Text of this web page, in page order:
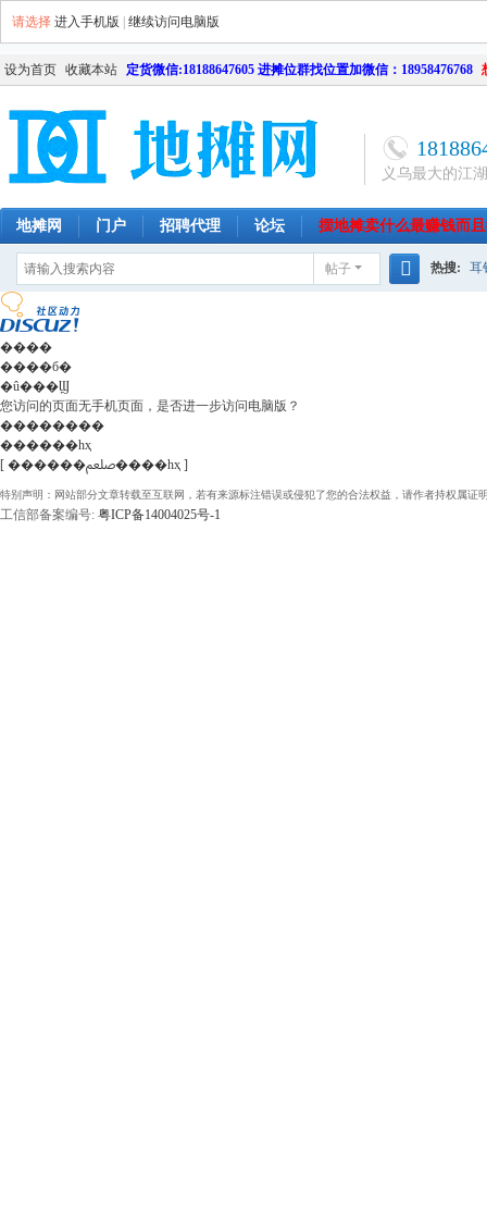
请选择 进入手机版 继续访问电脑版
设为首页 收藏本站 定货微信:18188647605 进摊位群找位置加微信：18958476768
义乌最大的江
地摊网 门户 招聘代理 论坛 摆地摊卖什么最赚钱而
南昌
帖子 热搜: 耳
����
����б�
�û���Ϣ
您访问的页面无手机页面，是否进一步访问电脑版？
��������
������һҳ
[ ������ﷵ����һҳ ]
特别声明：网站部分文章转载至互联网，若有来源标注错误或侵犯了您的合法权益，请作者持权属证
工信部备案编号: 粤ICP备14004025号-1